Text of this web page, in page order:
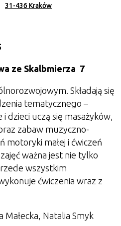
31-436 Kraków
ze Skalbmierza 7
Składają się
tematycznego –
dzieci uczą się masażyków,
zabaw muzyczno-
motoryki małej i ćwiczeń
ważna jest nie tylko
wszystkim
ćwiczenia wraz z
Małecka, Natalia Smyk